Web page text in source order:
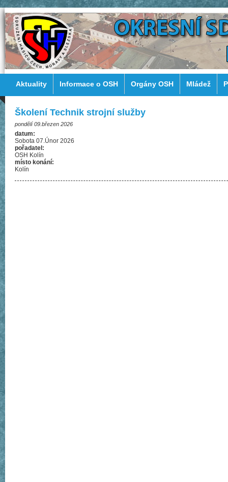
Aktuality Informace o OSH Orgány OSH Mládež
Školení Technik strojní služby
pondělí 09.březen 2026
datum:
Sobota 07.Únor 2026
pořadatel:
OSH Kolín
místo konání:
Kolín